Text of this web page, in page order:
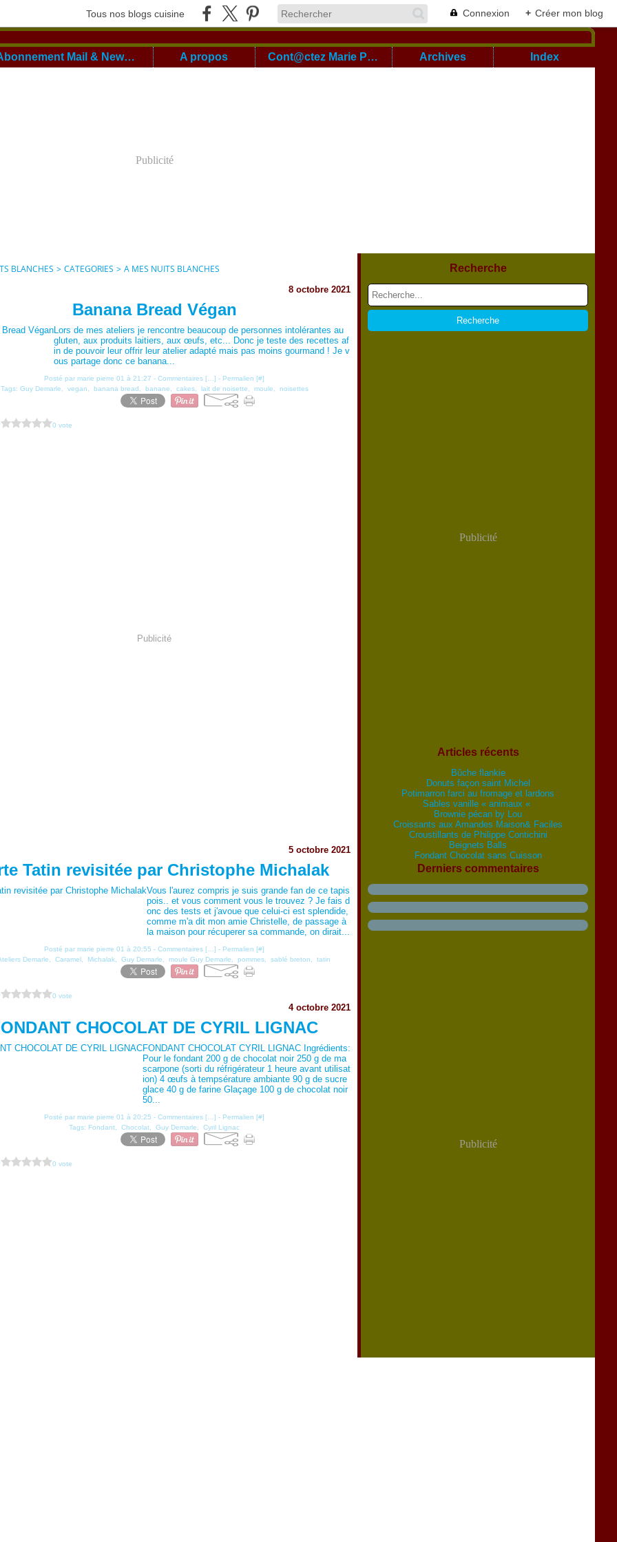
Tous nos blogs cuisine Connexion + Créer mon blog
Abonnement Mail & Newsletter A propos Cont@ctez Marie Pierre Archives Index
Publicité
BLANCHES > CATEGORIES > A MES NUITS BLANCHES
8 octobre 2021
Banana Bread Végan
Lors de mes ateliers je rencontre beaucoup de personnes intolérantes au
gluten, aux produits laitiers, aux œufs, etc... Donc je teste des recettes af
in de pouvoir leur offrir leur atelier adapté mais pas moins gourmand ! Je v
ous partage donc ce banana...
Posté par marie pierre 01 à 21:27 - Commentaires [ ] - Permalien [#]
Tags: Guy Demarle vegan banana bread banane cakes, lait de noisette moule noisettes
0 vote
Publicité
5 octobre 2021
Tatin revisitée par Christophe Michalak
Vous l'aurez compris je suis grande fan de ce tapis
pois.. et vous comment vous le trouvez ? Je fais d
onc des tests et j'avoue que celui-ci est splendide,
comme m'a dit mon amie Christelle, de passage à
la maison pour récuperer sa commande, on dirait...
Posté par marie pierre 01 à 20:55 - Commentaires [ ] - Permalien [#]
Demarle Caramel, Michalak, Guy Demarle moule Guy Demarle pommes, sablé breton tatin
0 vote
4 octobre 2021
CHOCOLAT DE CYRIL LIGNAC
FONDANT CHOCOLAT CYRIL LIGNAC Ingrédients:
Pour le fondant 200 g de chocolat noir 250 g de ma
scarpone (sorti du réfrigérateur 1 heure avant utilisat
ion) 4 œufs à tempsérature ambiante 90 g de sucre
glace 40 g de farine Glaçage 100 g de chocolat noir
50...
Posté par marie pierre 01 à 20:25 - Commentaires [ ] - Permalien [#]
Tags: Fondant Chocolat Guy Demarle Cyril Lignac
0 vote
Recherche
Publicité
Articles récents
Bûche flankie
Donuts façon saint Michel
Potimarron farci au fromage et lardons
Sables vanille « animaux «
Brownie pécan by Lou
Croissants aux Amandes Maison& Faciles
Croustillants de Philippe Contichini
Beignets Balls
Fondant Chocolat sans Cuisson
Derniers commentaires
Publicité